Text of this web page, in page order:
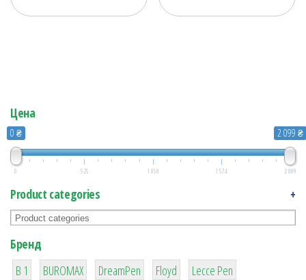
Цена
0 ₴ 2 099 ₴
0 525 1 050 1 574 2 099
Product categories +
Бренд
B 1
1
BUROMAX
1
DreamPen
2
Floyd
2
Lecce Pen